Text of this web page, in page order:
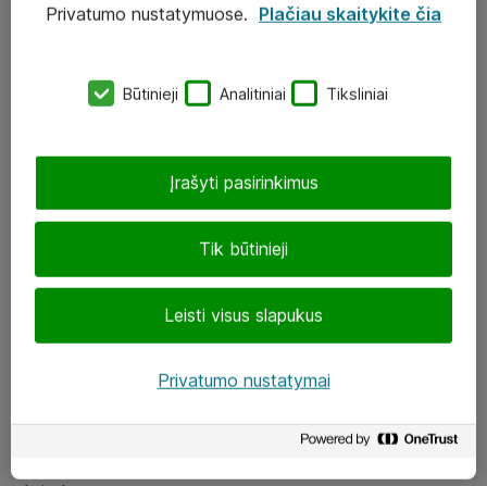
eShop@atea.lt
LinkedIn
Privatumo nustatymuose. Plačiau skaitykite čia
Būtinieji Analitiniai Tiksliniai
Tik būtinieji
Leisti visus slapukus
Įrašyti pasirinkimus
Privatumo nustatymai